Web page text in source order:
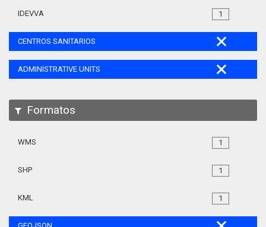
1
IDEVVA
CENTROS SANITARIOS
ADMINISTRATIVE UNITS
Formatos
1
WMS
1
SHP
1
KML